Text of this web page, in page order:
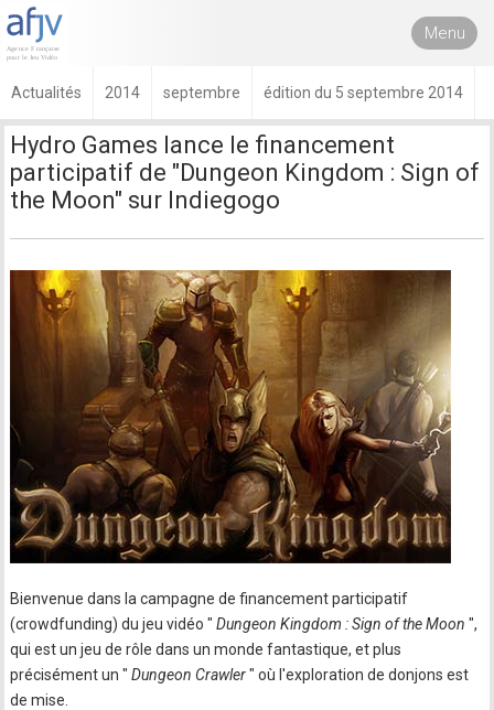
Menu
Actualités 2014 septembre édition du 5 septembre 2014
Hydro Games lance le financement
participatif de "Dungeon Kingdom : Sign of
the Moon" sur Indiegogo
Bienvenue dans la campagne de financement participatif
(crowdfunding) du jeu vidéo " Dungeon Kingdom : Sign of the Moon",
qui est un jeu de rôle dans un monde fantastique, et plus
précisément un " Dungeon Crawler" où l'exploration de donjons est
de mise.